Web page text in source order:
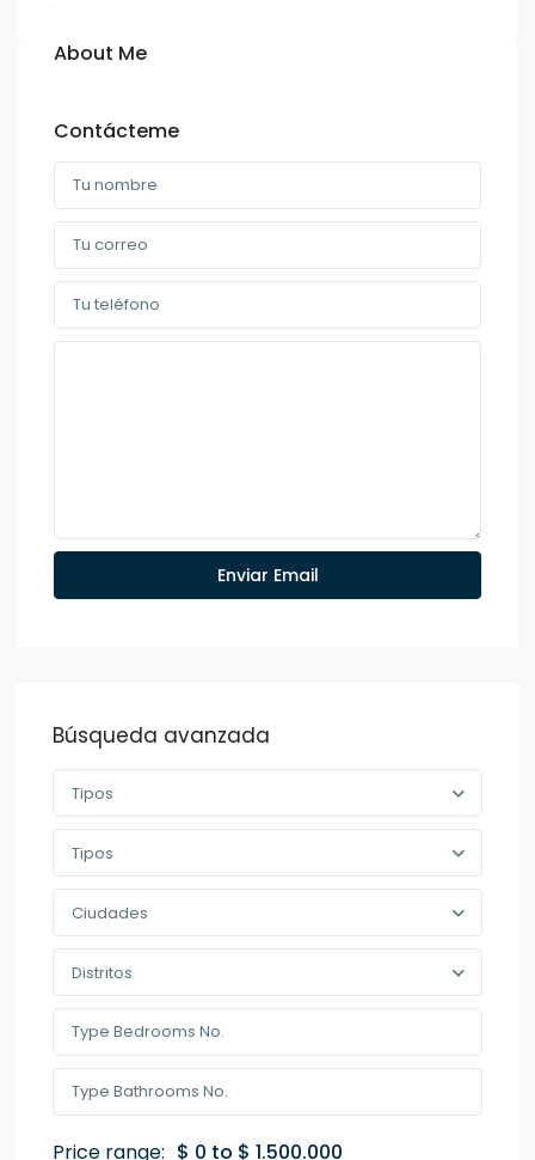
About Me
Contácteme
Búsqueda avanzada
Tipos
Tipos
Ciudades
Distritos
Price range: $ 0 to $ 1.500.000